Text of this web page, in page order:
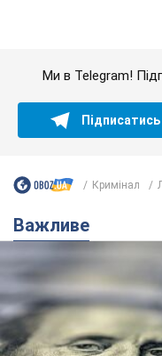
Банки "готуються"
українцям
найближчими
Яким буде курс валюти в